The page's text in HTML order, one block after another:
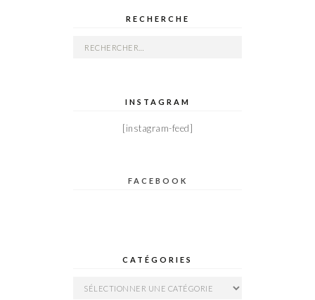
RECHERCHE
Rechercher :
INSTAGRAM
[instagram-feed]
FACEBOOK
CATÉGORIES
Catégories